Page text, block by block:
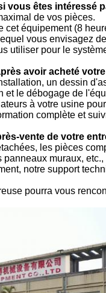
vous êtes intéressé
de vos pièces.
cet équipement (8
vous envisagez
utiliser pour le
avoir acheté
un dessin
et le débogage de
à votre usine
complète et
vente de votre
les pièces
muraux,
notre support
pourra vous